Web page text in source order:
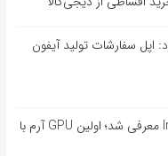
اپل سفارشات تولید آیفون
پردازشگر گرافیکی Immortalis معرفی شد؛ اولین GPU آرم با